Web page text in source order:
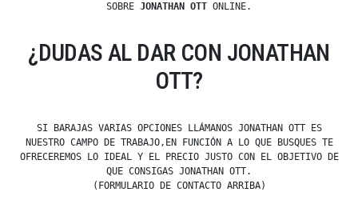
SOBRE JONATHAN OTT ONLINE.
¿DUDAS AL DAR CON JONATHAN
OTT?
SI BARAJAS VARIAS OPCIONES LLÁMANOS JONATHAN OTT ES
NUESTRO CAMPO DE TRABAJO,EN FUNCIÓN A LO QUE BUSQUES TE
OFRECEREMOS LO IDEAL Y EL PRECIO JUSTO CON EL OBJETIVO DE
QUE CONSIGAS JONATHAN OTT.
(FORMULARIO DE CONTACTO ARRIBA)